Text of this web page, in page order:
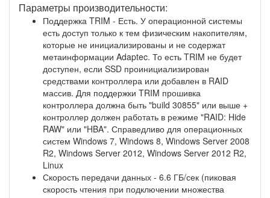
Параметры производительности:
Поддержка TRIM - Есть. У операционной системы
есть доступ только к тем физическим накопителям,
которые не инициализированы и не содержат
метаинформации Adaptec. То есть TRIM не будет
доступен, если SSD проинициализирован
средствами контроллера или добавлен в RAID
массив. Для поддержки TRIM прошивка
контроллера должна быть "build 30855" или выше +
контроллер должен работать в режиме "RAID: Hide
RAW" или "HBA". Справедливо для операционных
систем Windows 7, Windows 8, Windows Server 2008
R2, Windows Server 2012, Windows Server 2012 R2,
Linux
Скорость передачи данных - 6.6 ГБ/сек (пиковая
скорость чтения при подключении множества